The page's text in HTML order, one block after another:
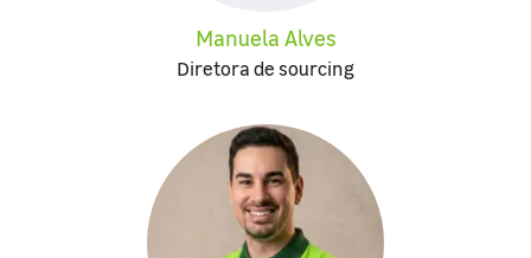
Manuela Alves
Diretora de sourcing